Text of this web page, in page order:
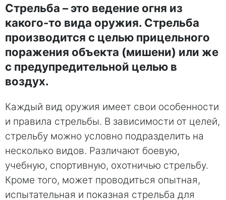
Стрельба – это ведение огня из
какого-то вида оружия. Стрельба
производится с целью прицельного
поражения объекта (мишени) или же
с предупредительной целью в
воздух.
Каждый вид оружия имеет свои особенности
и правила стрельбы. В зависимости от целей,
стрельбу можно условно подразделить на
несколько видов. Различают боевую,
учебную, спортивную, охотничью стрельбу.
Кроме того, может проводиться опытная,
испытательная и показная стрельба для